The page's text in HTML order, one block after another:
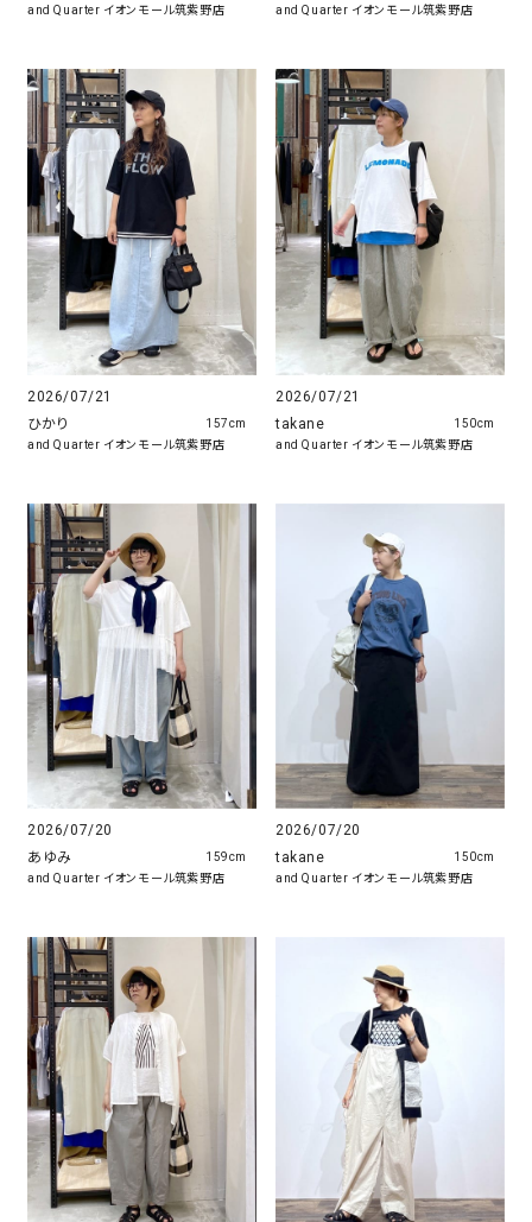
and Quarter イオンモール筑紫野店 and Quarter イオンモール筑紫野店
2026/07/21
ひかり
and Quarter イオンモール筑紫野店
157cm
2026/07/21
takane
and Quarter イオンモール筑紫野店
150cm
2026/07/20
あゆみ
and Quarter イオンモール筑紫野店
159cm
2026/07/20
takane
and Quarter イオンモール筑紫野店
150cm